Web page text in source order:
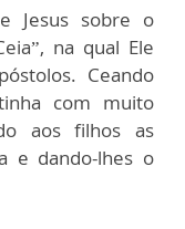
Jesus sobre o
na qual Ele
Ceando
com muito
aos filhos as
e dando-lhes o